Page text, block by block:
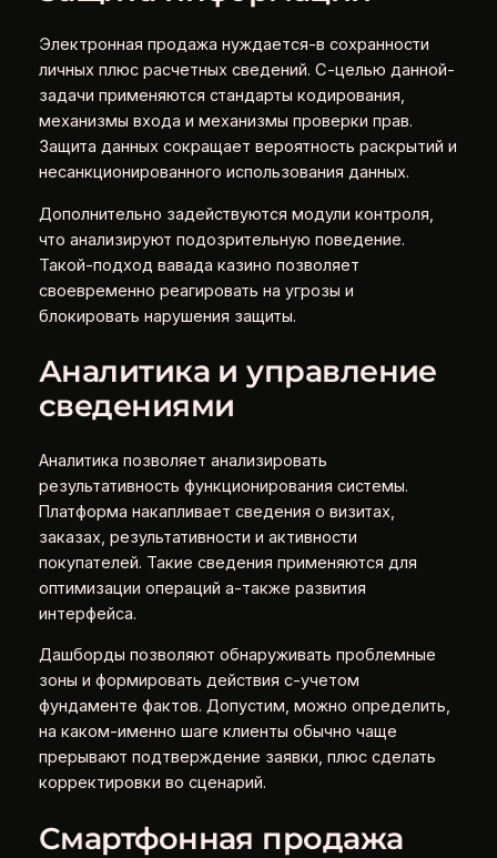
Электронная продажа нуждается-в сохранности
личных плюс расчетных сведений. С-целью данной-
задачи применяются стандарты кодирования,
механизмы входа и механизмы проверки прав.
Защита данных сокращает вероятность раскрытий и
несанкционированного использования данных.
Дополнительно задействуются модули контроля,
что анализируют подозрительную поведение.
Такой-подход вавада казино позволяет
своевременно реагировать на угрозы и
блокировать нарушения защиты.
Аналитика и управление
сведениями
Аналитика позволяет анализировать
результативность функционирования системы.
Платформа накапливает сведения о визитах,
заказах, результативности и активности
покупателей. Такие сведения применяются для
оптимизации операций а-также развития
интерфейса.
Дашборды позволяют обнаруживать проблемные
зоны и формировать действия с-учетом
фундаменте фактов. Допустим, можно определить,
на каком-именно шаге клиенты обычно чаще
прерывают подтверждение заявки, плюс сделать
корректировки во сценарий.
Смартфонная продажа